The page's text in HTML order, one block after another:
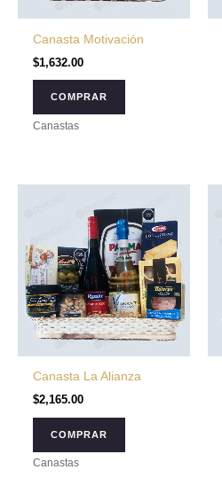
Canasta Motivación
$1,632.00
COMPRAR
Canastas
Canasta La Alianza
$2,165.00
COMPRAR
Canastas